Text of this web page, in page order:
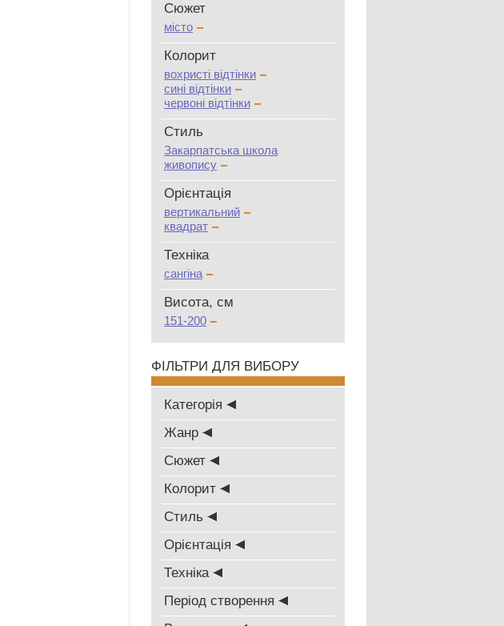
Сюжет
місто
Колорит
вохристі відтінки
сині відтінки
червоні відтінки
Стиль
Закарпатська школа
живопису
Oрієнтація
вертикальний
квадрат
Техніка
сангіна
Висота, см
151-200
ФІЛЬТРИ ДЛЯ ВИБОРУ
Категорія
Жанр
Сюжет
Колорит
Стиль
Oрієнтація
Техніка
Період створення